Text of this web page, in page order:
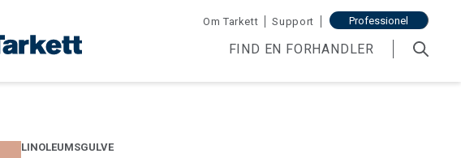
Om Tarkett Support Professionel
FIND EN FORHANDLER
LINOLEUMSGULVE